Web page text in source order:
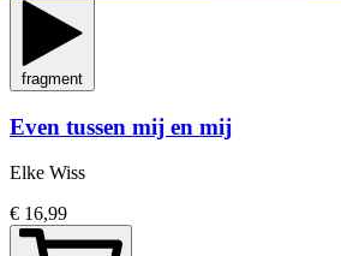
fragment
Even tussen mij en mij
Elke Wiss
€ 16,99